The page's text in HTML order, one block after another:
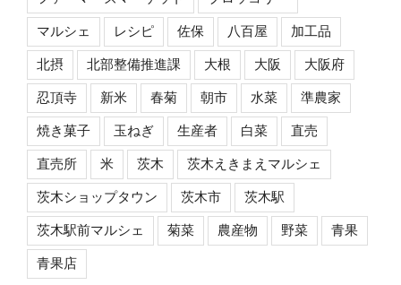
マルシェ レシピ 佐保 八百屋 加工品
北摂 北部整備推進課 大根 大阪 大阪府
忍頂寺 新米 春菊 朝市 水菜 準農家
焼き菓子 玉ねぎ 生産者 白菜 直売
直売所 米 茨木 茨木えきまえマルシェ
茨木ショップタウン 茨木市 茨木駅
茨木駅前マルシェ 菊菜 農産物 野菜 青果
青果店